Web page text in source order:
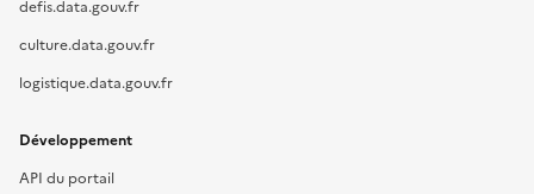
defis.data.gouv.fr
culture.data.gouv.fr
logistique.data.gouv.fr
Développement
API du portail